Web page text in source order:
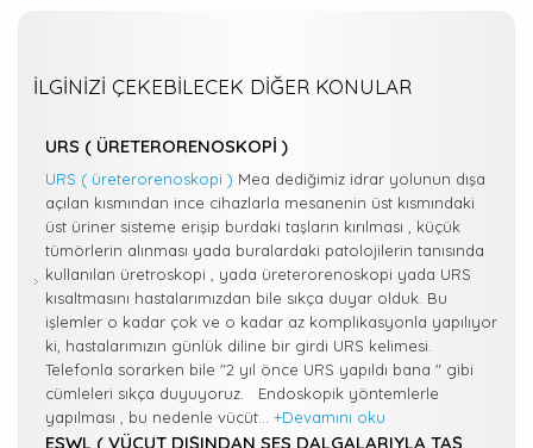
İLGINIZI ÇEKEBILECEK DIĞER KONULAR
URS ( ÜRETERORENOSKOPI )
URS ( üreterorenoskopi ) Mea dediğimiz idrar yolunun dışa
açılan kısmından ince cihazlarla mesanenin üst kısmındaki
üst üriner sisteme erişip burdaki taşların kırılması , küçük
tümörlerin alınması yada buralardaki patolojilerin tanısında
kullanılan üretroskopi , yada üreterorenoskopi yada URS
kısaltmasını hastalarımızdan bile sıkça duyar olduk. Bu
işlemler o kadar çok ve o kadar az komplikasyonla yapılıyor
ki, hastalarımızın günlük diline bir girdi URS kelimesi.
Telefonla sorarken bile "2 yıl önce URS yapıldı bana " gibi
cümleleri sıkça duyuyoruz. Endoskopik yöntemlerle
yapılması , bu nedenle vücüt... +Devamını oku
ESWL ( VÜCUT DIŞINDAN SES DALGALARIYLA TAŞ